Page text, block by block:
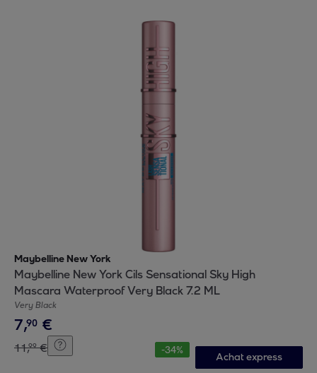
Maybelline New York
Maybelline New York Cils Sensational Sky High
Mascara Waterproof Very Black 7.2 ML
Very Black
7,90 €
11,99 € -34%
Achat express